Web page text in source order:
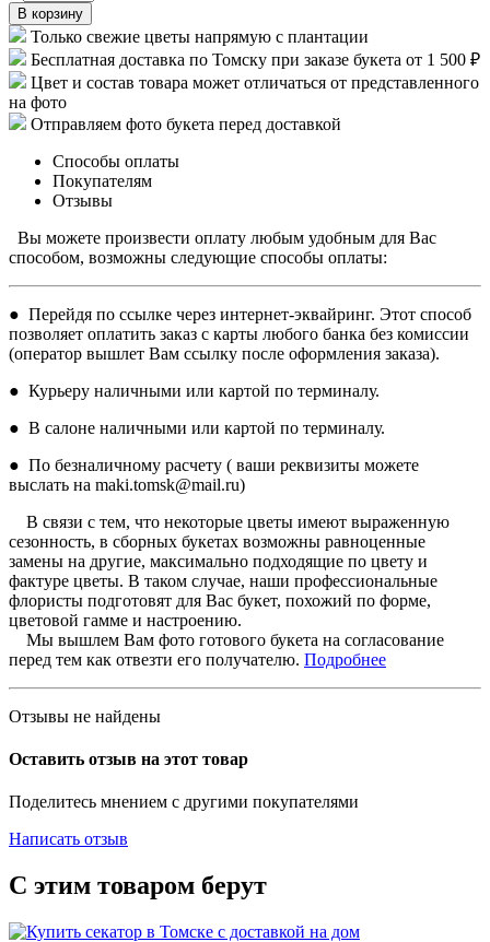
В корзину
Только свежие цветы напрямую с плантации
Бесплатная доставка по Томску при заказе букета от 1 500 ₽
Цвет и состав товара может отличаться от представленного
на фото
Отправляем фото букета перед доставкой
Способы оплаты
Покупателям
Отзывы
Вы можете произвести оплату любым удобным для Вас
способом, возможны следующие способы оплаты:
● Перейдя по ссылке через интернет-эквайринг. Этот способ
позволяет оплатить заказ с карты любого банка без комиссии
(оператор вышлет Вам ссылку после оформления заказа).
● Курьеру наличными или картой по терминалу.
● В салоне наличными или картой по терминалу.
● По безналичному расчету ( ваши реквизиты можете
выслать на maki.tomsk@mail.ru)
В связи с тем, что некоторые цветы имеют выраженную
сезонность, в сборных букетах возможны равноценные
замены на другие, максимально подходящие по цвету и
фактуре цветы. В таком случае, наши профессиональные
флористы подготовят для Вас букет, похожий по форме,
цветовой гамме и настроению.
Мы вышлем Вам фото готового букета на согласование
перед тем как отвезти его получателю. Подробнее
Отзывы не найдены
Оставить отзыв на этот товар
Поделитесь мнением с другими покупателями
Написать отзыв
С этим товаром берут